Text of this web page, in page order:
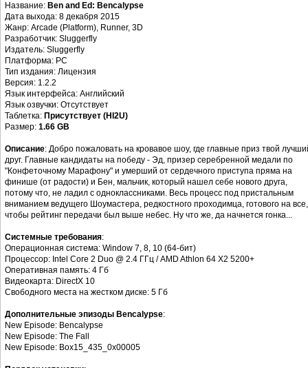
Название: Ben and Ed: Bencalypse
Дата выхода: 8 декабря 2015
Жанр: Arcade (Platform), Runner, 3D
Разработчик: Sluggerfly
Издатель: Sluggerfly
Платформа: PC
Тип издания: Лицензия
Версия: 1.2.2
Язык интерфейса: Английский
Язык озвучки: Отсутствует
Таблетка: Присутствует (HI2U)
Размер: 1.66 GB
Описание: Добро пожаловать на кровавое шоу, где главные приз твой
друг. Главные кандидаты на победу - Эд, призер серебренной медали по
"Конфеточному Марафону" и умерший от сердечного приступа пряма на
финише (от радости) и Бен, мальчик, который нашел себе нового друга,
потому что, не ладил с одноклассниками. Весь процесс под пристальным
вниманием ведущего Шоумастера, редкостного проходимца, готового на все,
чтобы рейтинг передачи был выше небес. Ну что же, да начнется гонка...
Системные требования:
Операционная система: Window 7, 8, 10 (64-бит)
Процессор: Intel Core 2 Duo @ 2.4 ГГц / AMD Athlon 64 X2 5200+
Оперативная память: 4 Гб
Видеокарта: DirectX 10
Свободного места на жестком диске: 5 Гб
Дополнительные эпизоды Bencalypse:
New Episode: Bencalypse
New Episode: The Fall
New Episode: Box15_435_0x00005